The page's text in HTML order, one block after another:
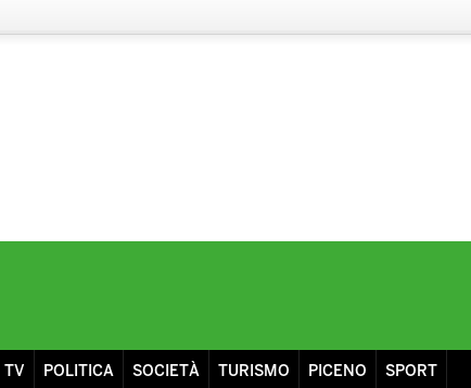
TV POLITICA SOCIETÀ TURISMO PICENO SPORT